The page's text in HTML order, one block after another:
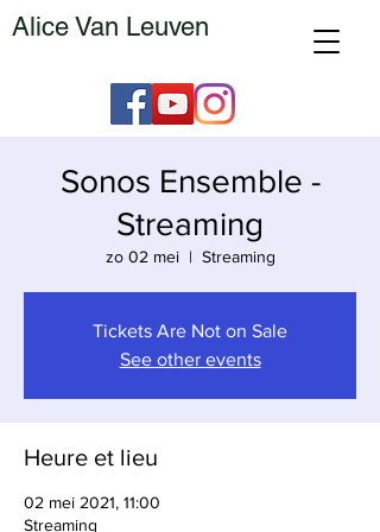
Alice Van Leuven
Sonos Ensemble -
Streaming
zo 02 mei
  |
Streaming
Tickets Are Not on Sale
See other events
Heure et lieu
02 mei 2021, 11:00
Streaming